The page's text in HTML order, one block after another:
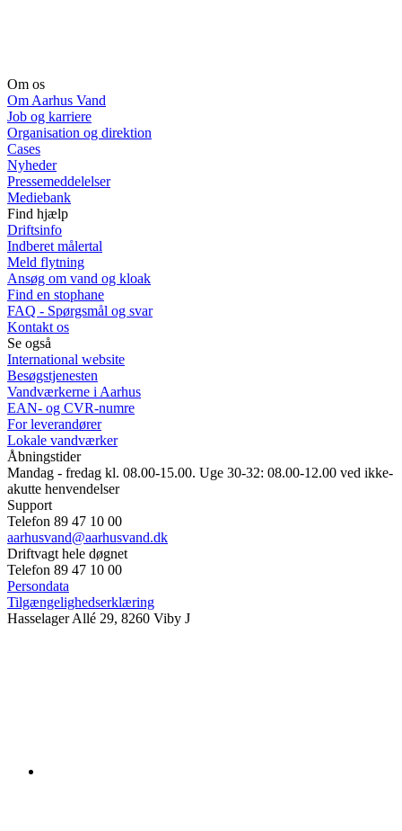
Om os
Om Aarhus Vand
Job og karriere
Organisation og direktion
Cases
Nyheder
Pressemeddelelser
Mediebank
Find hjælp
Driftsinfo
Indberet målertal
Meld flytning
Ansøg om vand og kloak
Find en stophane
FAQ - Spørgsmål og svar
Kontakt os
Se også
International website
Besøgstjenesten
Vandværkerne i Aarhus
EAN- og CVR-numre
For leverandører
Lokale vandværker
Åbningstider
Mandag - fredag kl. 08.00-15.00. Uge 30-32: 08.00-12.00 ved ikke-
akutte henvendelser
Support
Telefon 89 47 10 00
aarhusvand@aarhusvand.dk
Driftvagt hele døgnet
Telefon 89 47 10 00
Persondata
Tilgængelighedserklæring
Hasselager Allé 29, 8260 Viby J